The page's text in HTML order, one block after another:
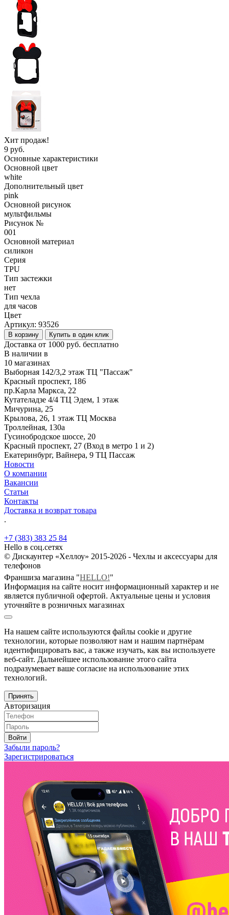
Хит продаж!
9 руб.
Основные характеристики
Основной цвет
white
Дополнительный цвет
pink
Основной рисунок
мультфильмы
Рисунок №
001
Основной материал
силикон
Серия
TPU
Тип застежки
нет
Тип чехла
для часов
Цвет
Артикул: 93526
В корзину Купить в один клик
Доставка от 1000 руб. бесплатно
В наличии в
10 магазинах
Выборная 142/3,2 этаж ТЦ "Пассаж"
Красный проспект, 186
пр.Карла Маркса, 22
Кутателадзе 4/4 ТЦ Эдем, 1 этаж
Мичурина, 25
Крылова, 26, 1 этаж ТЦ Москва
Троллейная, 130а
Гусинобродское шоссе, 20
Красный проспект, 27 (Вход в метро 1 и 2)
Екатеринбург, Вайнера, 9 ТЦ Пассаж
Новости
О компании
Вакансии
Статьи
Контакты
Доставка и возврат товара
.
+7 (383) 383 25 84
Hello в соц.сетях
© Дискаунтер «Хеллоу» 2015-2026 - Чехлы и аксессуары для
телефонов
Франшиза магазина "HELLO!"
Информация на сайте носит информационный характер и не
является публичной офертой. Актуальные цены и условия
уточняйте в розничных магазинах
На нашем сайте используются файлы cookie и другие
технологии, которые позволяют нам и нашим партнёрам
идентифицировать вас, а также изучать, как вы используете
веб-сайт. Дальнейшее использование этого сайта
подразумевает ваше согласие на использование этих
технологий.
Принять
Авторизация
Войти
Забыли пароль?
Зарегистрироваться